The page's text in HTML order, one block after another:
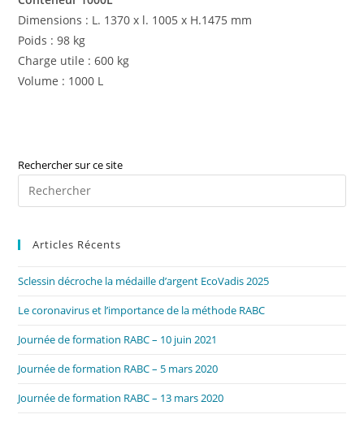
Dimensions : L. 1370 x l. 1005 x H.1475 mm
Poids : 98 kg
Charge utile : 600 kg
Volume : 1000 L
Rechercher sur ce site
Articles Récents
Sclessin décroche la médaille d’argent EcoVadis 2025
Le coronavirus et l’importance de la méthode RABC
Journée de formation RABC – 10 juin 2021
Journée de formation RABC – 5 mars 2020
Journée de formation RABC – 13 mars 2020